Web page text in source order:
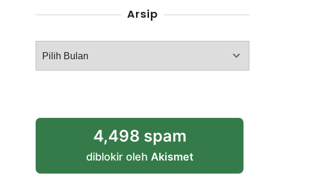
Arsip
Arsip
4,498 spam
diblokir oleh Akismet